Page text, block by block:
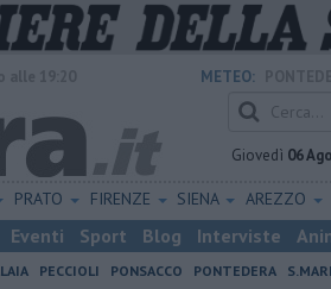
METEO:
Giovedì 06
PRATO FIRENZE SIENA AREZZO
Eventi Sport Blog Interviste
PECCIOLI PONSACCO PONTEDERA